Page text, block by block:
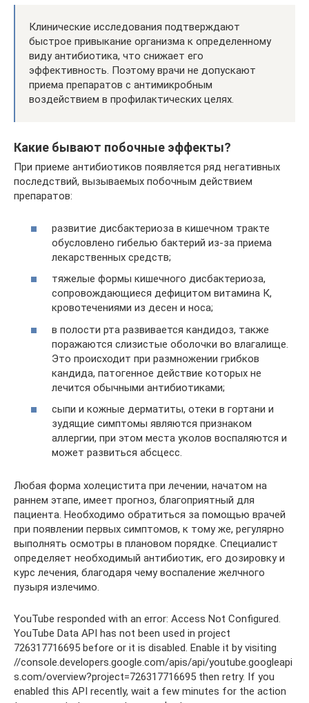
Клинические исследования подтверждают
быстрое привыкание организма к определенному
виду антибиотика, что снижает его
эффективность. Поэтому врачи не допускают
приема препаратов с антимикробным
воздействием в профилактических целях.
Какие бывают побочные эффекты?
При приеме антибиотиков появляется ряд негативных
последствий, вызываемых побочным действием
препаратов:
развитие дисбактериоза в кишечном тракте
обусловлено гибелью бактерий из-за приема
лекарственных средств;
тяжелые формы кишечного дисбактериоза,
сопровождающиеся дефицитом витамина К,
кровотечениями из десен и носа;
в полости рта развивается кандидоз, также
поражаются слизистые оболочки во влагалище.
Это происходит при размножении грибков
кандида, патогенное действие которых не
лечится обычными антибиотиками;
сыпи и кожные дерматиты, отеки в гортани и
зудящие симптомы являются признаком
аллергии, при этом места уколов воспаляются и
может развиться абсцесс.
Любая форма холецистита при лечении, начатом на
раннем этапе, имеет прогноз, благоприятный для
пациента. Необходимо обратиться за помощью врачей
при появлении первых симптомов, к тому же, регулярно
выполнять осмотры в плановом порядке. Специалист
определяет необходимый антибиотик, его дозировку и
курс лечения, благодаря чему воспаление желчного
пузыря излечимо.
YouTube responded with an error: Access Not Configured.
YouTube Data API has not been used in project
726317716695 before or it is disabled. Enable it by visiting
//console.developers.google.com/apis/api/youtube.googleapi
s.com/overview?project=726317716695 then retry. If you
enabled this API recently, wait a few minutes for the action